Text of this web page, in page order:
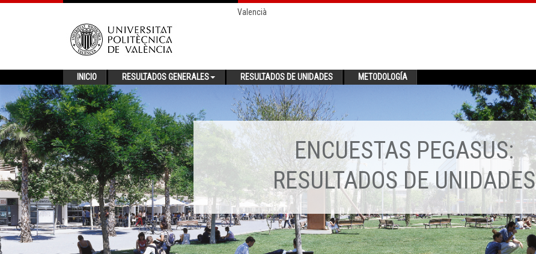
Valencià
INICIO RESULTADOS GENERALES RESULTADOS DE UNIDADES METODOLOGÍA
ENCUESTAS PEGASUS:
RESULTADOS DE UNIDADES